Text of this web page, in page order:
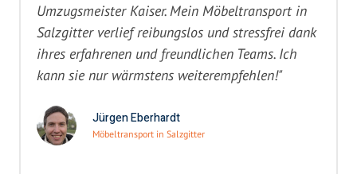
Umzugsmeister Kaiser. Mein Möbeltransport in
Salzgitter verlief reibungslos und stressfrei dank
ihres erfahrenen und freundlichen Teams. Ich
kann sie nur wärmstens weiterempfehlen!"
Jürgen Eberhardt
Möbeltransport in Salzgitter